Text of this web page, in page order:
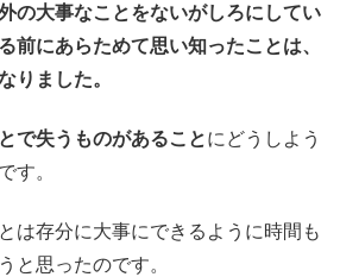
の大事なことをないがしろにしてい
前にあらためて思い知ったことは、
りました。
で失うものがあることにどうしよう
す。
は存分に大事にできるように時間も
と思ったのです。